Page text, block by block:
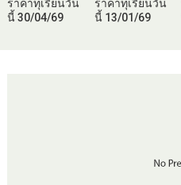
ราคาทุเรียนวัน
นี้ 30/04/69
ราคาทุเรียนวัน
นี้ 13/01/69